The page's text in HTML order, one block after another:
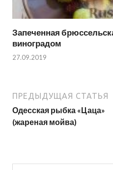
Запеченная
виноградом
27.09.2019
ПРЕДЫДУЩАЯ СТАТЬЯ
Одесская рыбка «Цаца»
(жареная мойва)